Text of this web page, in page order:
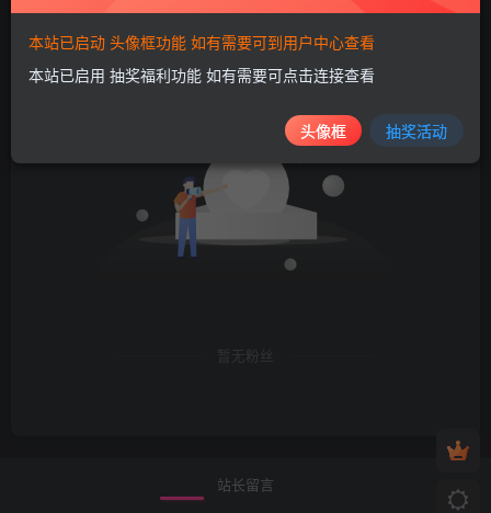
粉丝 0 关注 0
暂无粉丝
站长留言
本站已启动 头像框功能 如有需要可到用户中心查看
本站已启用 抽奖福利功能 如有需要可点击连接查看
头像框 抽奖活动